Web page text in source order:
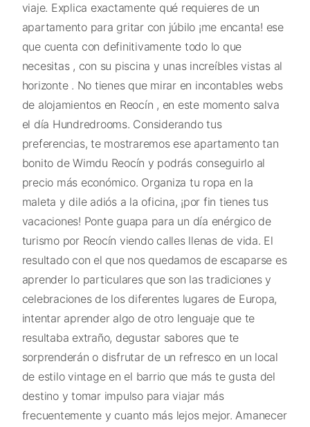
viaje. Explica exactamente qué requieres de un
apartamento para gritar con júbilo ¡me encanta! ese
que cuenta con definitivamente todo lo que
necesitas , con su piscina y unas increíbles vistas al
horizonte . No tienes que mirar en incontables webs
de alojamientos en Reocín , en este momento salva
el día Hundredrooms. Considerando tus
preferencias, te mostraremos ese apartamento tan
bonito de Wimdu Reocín y podrás conseguirlo al
precio más económico. Organiza tu ropa en la
maleta y dile adiós a la oficina, ¡por fin tienes tus
vacaciones! Ponte guapa para un día enérgico de
turismo por Reocín viendo calles llenas de vida. El
resultado con el que nos quedamos de escaparse es
aprender lo particulares que son las tradiciones y
celebraciones de los diferentes lugares de Europa,
intentar aprender algo de otro lenguaje que te
resultaba extraño, degustar sabores que te
sorprenderán o disfrutar de un refresco en un local
de estilo vintage en el barrio que más te gusta del
destino y tomar impulso para viajar más
frecuentemente y cuanto más lejos mejor. Amanecer